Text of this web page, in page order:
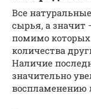
Все
сырья, а значит
помимо
количества
Наличие
значительно
воспламенению